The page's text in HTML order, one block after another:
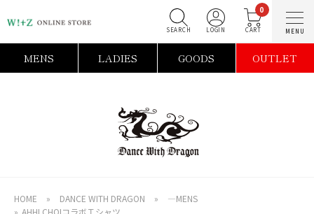
0
MENS LADIES GOODS OUTLET
HOME » DANCE WITH DRAGON »
―MENS
» AHHI CHOIコラボＴシャツ